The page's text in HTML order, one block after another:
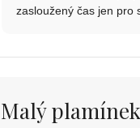
zasloužený čas jen pro
Malý